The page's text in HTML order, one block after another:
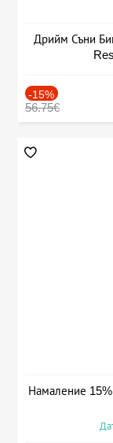
Дрийм Съни
-15%
56.75€
Намаление